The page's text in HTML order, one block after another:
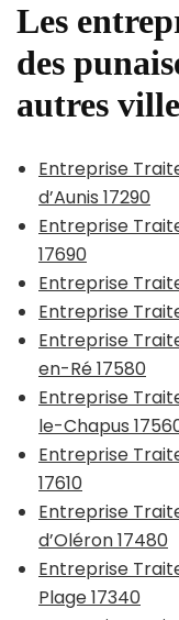
Les
des
autres
Entreprise
d’Aunis 17290
Entreprise
17690
Entreprise
Entreprise
Entreprise
en-Ré 17580
Entreprise
le-Chapus
Entreprise
17610
Entreprise
d’Oléron 17480
Entreprise
Plage 17340